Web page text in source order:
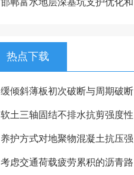
邯郸富水地层深基坑支护优化和
热点下载
缓倾斜薄板初次破断与周期破断
软土三轴固结不排水抗剪强度性
养护方式对地聚物混凝土抗压强
考虑交通荷载疲劳累积的沥青路